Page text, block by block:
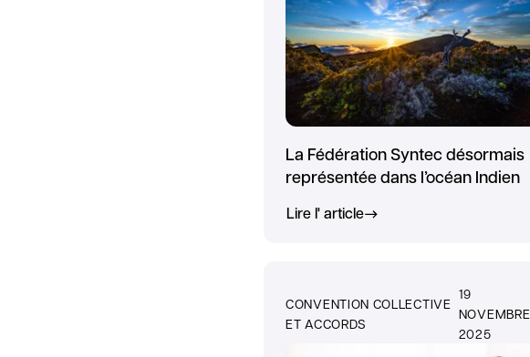
La Fédération Syntec désormais
représentée dans l’océan Indien
Lire l' article
CONVENTION COLLECTIVE
ET ACCORDS
19
NOVEMBRE
2025